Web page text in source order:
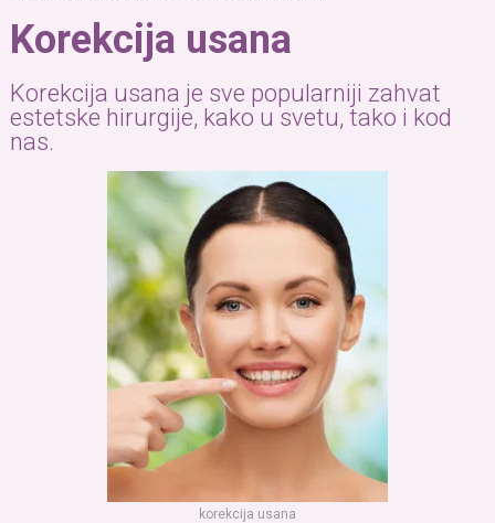
Korekcija usana
Korekcija usana je sve popularniji zahvat
estetske hirurgije, kako u svetu, tako i kod
nas.
korekcija usana